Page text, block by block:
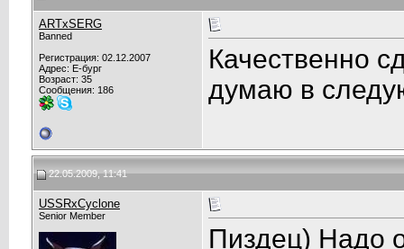
ARTxSERG
Banned
Регистрация: 02.12.2007
Адрес: Е-бург
Возраст: 35
Сообщения: 186
Качественно
думаю в
22.05.2009, 11:41
USSRxCyclone
Senior Member
Пиздец) Надо